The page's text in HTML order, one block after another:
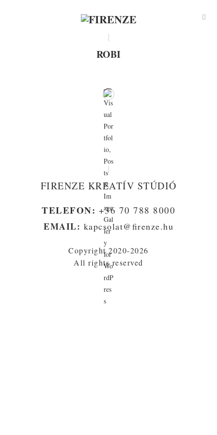
ROBI
FIRENZE KREATÍV STÚDIÓ
TELEFON: +36 70 788 8000
EMAIL: kapcsolat@firenze.hu
Copyright 2020-2026
All rights reserved